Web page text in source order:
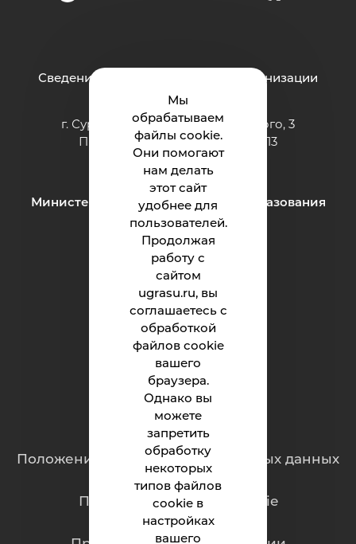
Мы
обрабатываем
файлы cookie.
Они помогают
нам делать
этот сайт
удобнее для
пользователей.
Продолжая
работу с
сайтом
ugrasu.ru, вы
соглашаетесь с
обработкой
файлов cookie
вашего
браузера.
Однако вы
можете
запретить
обработку
некоторых
типов файлов
cookie в
настройках
вашего
Сведения об образовательной организации
г. Сургут ул. Григория Кукуевицкого, 3
Приёмная: тел.: +7 (3462) 550-413
e-mail:inteh@ugrasu.ru
Министерство науки и высшего образования
Российской Федерации
Институт
Абитуриенту
Студенту
Родителям
Обращения граждан
Положение о защите персональных данных
Политика обработки cookie